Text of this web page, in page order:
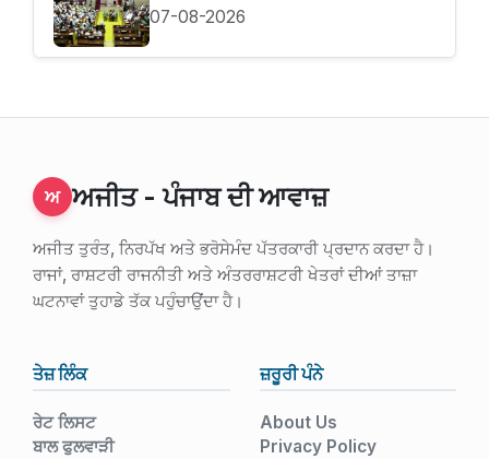
07-08-2026
ਅ ਅਜੀਤ - ਪੰਜਾਬ ਦੀ ਆਵਾਜ਼
ਅਜੀਤ ਤੁਰੰਤ, ਨਿਰਪੱਖ ਅਤੇ ਭਰੋਸੇਮੰਦ ਪੱਤਰਕਾਰੀ ਪ੍ਰਦਾਨ ਕਰਦਾ ਹੈ।
ਰਾਜਾਂ, ਰਾਸ਼ਟਰੀ ਰਾਜਨੀਤੀ ਅਤੇ ਅੰਤਰਰਾਸ਼ਟਰੀ ਖੇਤਰਾਂ ਦੀਆਂ ਤਾਜ਼ਾ
ਘਟਨਾਵਾਂ ਤੁਹਾਡੇ ਤੱਕ ਪਹੁੰਚਾਉਂਦਾ ਹੈ।
ਤੇਜ਼ ਲਿੰਕ
ਰੇਟ ਲਿਸਟ
ਬਾਲ ਫੁਲਵਾੜੀ
ਜ਼ਰੂਰੀ ਪੰਨੇ
About Us
Privacy Policy